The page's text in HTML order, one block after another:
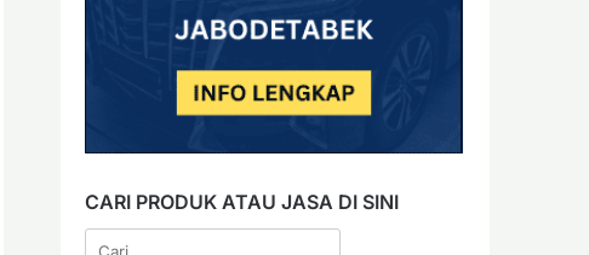
CARI PRODUK ATAU JASA DI SINI
Cari